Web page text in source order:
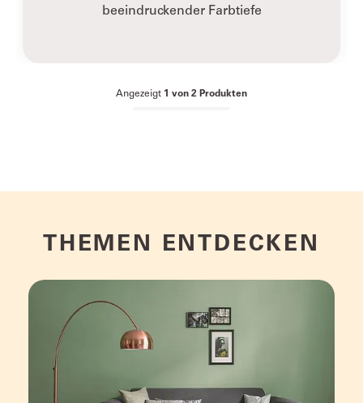
beeindruckender Farbtiefe
Angezeigt 1 von 2 Produkten
THEMEN ENTDECKEN